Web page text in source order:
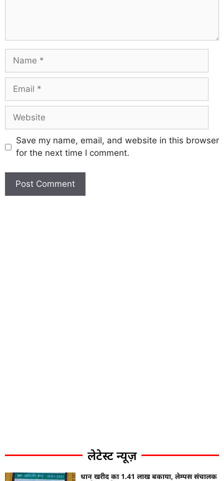
लेटेस्ट न्यूज़
धान खरीद का 1.41 लाख बकाया, लेम्पस संचालक
Save my name, email, and website in this browser
for the next time I comment.